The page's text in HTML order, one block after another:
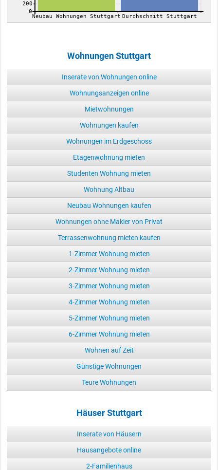
0
200
Neubau Wohnungen Stuttgart Durchschnitt Stuttgart
Wohnungen Stuttgart
Inserate von Wohnungen online
Wohnungsanzeigen online
Mietwohnungen
Wohnungen kaufen
Wohnungen im Erdgeschoss
Etagenwohnung mieten
Studenten Wohnung mieten
Wohnung Altbau
Neubau Wohnungen kaufen
Wohnungen ohne Makler von Privat
Terrassenwohnung mieten kaufen
1-Zimmer Wohnung mieten
2-Zimmer Wohnung mieten
3-Zimmer Wohnung mieten
4-Zimmer Wohnung mieten
5-Zimmer Wohnung mieten
6-Zimmer Wohnung mieten
Wohnen auf Zeit
Günstige Wohnungen
Teure Wohnungen
Häuser Stuttgart
Inserate von Häusern
Hausangebote online
2-Familienhaus